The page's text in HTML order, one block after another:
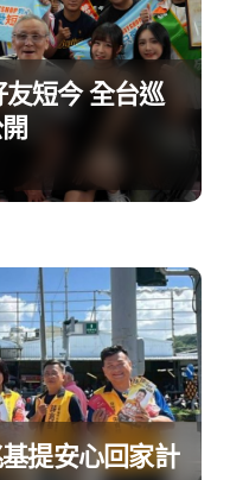
友短今 全台巡
提安心回家計